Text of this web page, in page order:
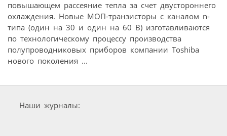
повышающем рассеяние тепла за счет двустороннего
охлаждения. Новые МОП-транзисторы с каналом n-
типа (один на 30 и один на 60 В) изготавливаются
по технологическому процессу производства
полупроводниковых приборов компании Toshiba
нового поколения ...
Наши журналы: